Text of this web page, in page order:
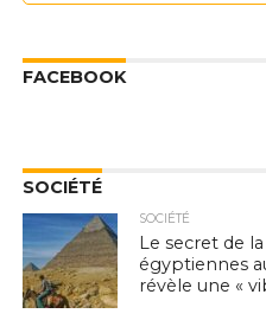
FACEBOOK
SOCIÉTÉ
SOCIÉTÉ
Le secret de
égyptiennes
révèle une «